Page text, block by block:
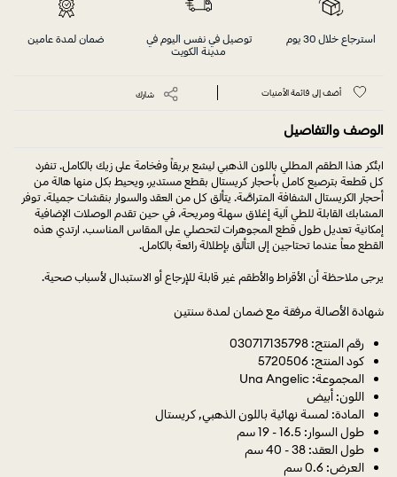
استرجاع خلال 30 يوم
توصيل في نفس اليوم في
مدينة الكويت
ضمان لمدة عامين
أضف إلى قائمة الأمنيات شارك
الوصف والتفاصيل
ابتُكر هذا الطقم المطلي باللون الذهبي ليشع بريقاً وفخامة على زيك بالكامل. تنفرد
كل قطعة بترصيع كامل بأحجار كريستال بقطع مستدير، ويحيط بكل منها هالة من
أحجار الكريستال الشفافة المتراصَّة. يتألق كل من العقد والسوار بنقشات جميلة. توفر
المشابك القابلة للطي آلية إغلاق سهلة ومريحة، في حين تقدم الوصلات الإضافية
إمكانية تعديل طول قطع المجوهرات لتحصلي على المقاس المناسب. ارتدي هذه
القطع معاً عندما تحتاجين إلى التألق بإطلالة رائعة بالكامل.
يرجى ملاحظة أن الأقراط والأطقم غير قابلة للإرجاع أو الاستبدال لأسباب صحية.
شهادة الأصالة مرفقة مع ضمان لمدة سنتين
رقم المنتج: 030717135798
كود المنتج: 5720506
المجموعة: Una Angelic
اللون: أبيض
المادة: لمسة نهائية باللون الذهبي, كريستال
طول السوار: 16.5 - 19 سم
طول العقد: 38 - 40 سم
العرض: 0.6 سم